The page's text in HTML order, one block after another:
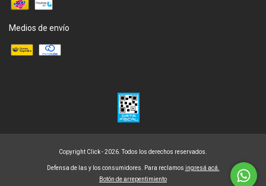
Medios de envío
Copyright Click - 2026. Todos los derechos reservados.
Defensa de las y los consumidores. Para reclamos ingresá acá.
Botón de arrepentimiento